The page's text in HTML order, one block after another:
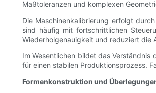
Maßtoleranzen und komplexen
Die Maschinenkalibrierung erfolgt
sind häufig mit fortschrittlichen
Wiederholgenauigkeit und reduziert die
Im Wesentlichen bildet das Verständnis
für einen stabilen Produktionsprozess.
Formenkonstruktion und